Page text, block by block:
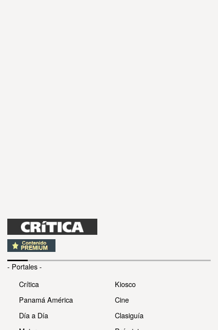
- Portales -
Crítica
Panamá América
Día a Día
Kiosco
Cine
Clasiguía